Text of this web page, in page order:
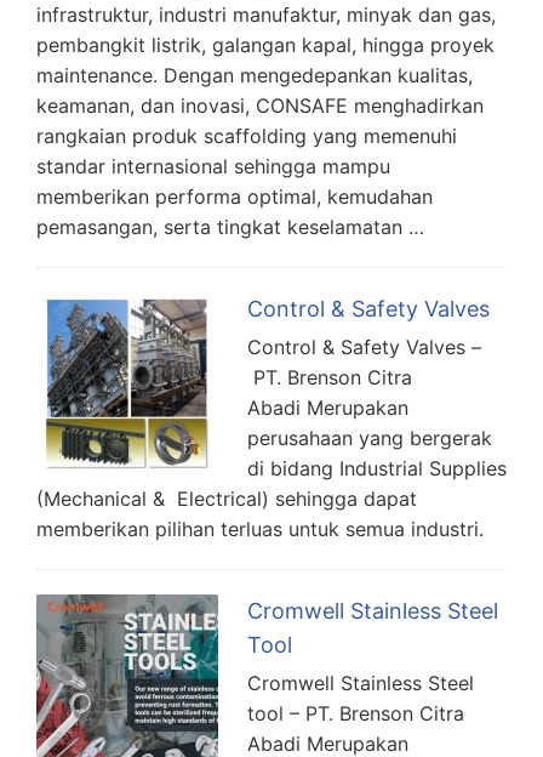
infrastruktur, industri manufaktur, minyak dan gas,
pembangkit listrik, galangan kapal, hingga proyek
maintenance. Dengan mengedepankan kualitas,
keamanan, dan inovasi, CONSAFE menghadirkan
rangkaian produk scaffolding yang memenuhi
standar internasional sehingga mampu
memberikan performa optimal, kemudahan
pemasangan, serta tingkat keselamatan …
Control & Safety Valves
Control & Safety Valves –
PT. Brenson Citra
Abadi Merupakan
perusahaan yang bergerak
di bidang Industrial Supplies
(Mechanical & Electrical) sehingga dapat
memberikan pilihan terluas untuk semua industri.
Cromwell Stainless Steel
Tool
Cromwell Stainless Steel
tool – PT. Brenson Citra
Abadi Merupakan